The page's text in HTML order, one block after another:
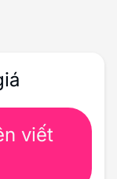
viết